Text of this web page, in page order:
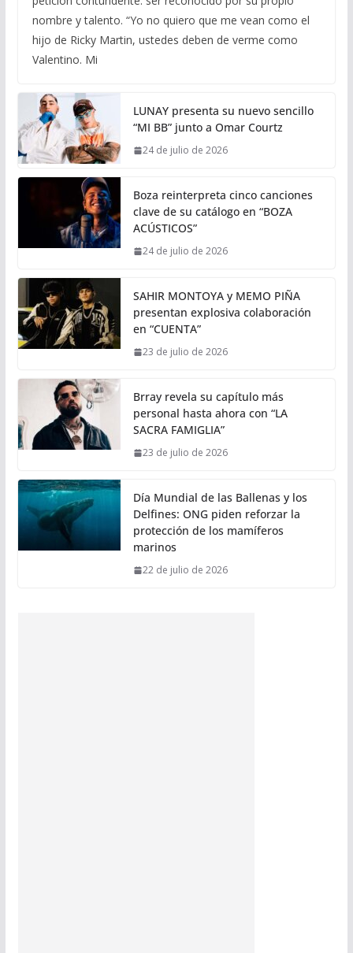
nombre y talento. “Yo no quiero que me vean como el
hijo de Ricky Martin, ustedes deben de verme como
Valentino. Mi
LUNAY presenta su nuevo sencillo
“MI BB” junto a Omar Courtz
24 de julio de 2026
Boza reinterpreta cinco canciones
clave de su catálogo en “BOZA
ACÚSTICOS”
24 de julio de 2026
SAHIR MONTOYA y MEMO PIÑA
presentan explosiva colaboración
en “CUENTA”
23 de julio de 2026
Brray revela su capítulo más
personal hasta ahora con “LA
SACRA FAMIGLIA”
23 de julio de 2026
Día Mundial de las Ballenas y los
Delfines: ONG piden reforzar la
protección de los mamíferos
marinos
22 de julio de 2026